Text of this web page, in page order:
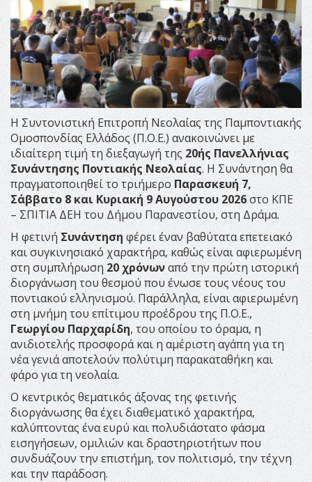
Η Συντονιστική Επιτροπή Νεολαίας της Παμποντιακής
Ομοσπονδίας Ελλάδος (Π.Ο.Ε.) ανακοινώνει με
ιδιαίτερη τιμή τη διεξαγωγή της20ής Πανελλήνιας
Συνάντησης Ποντιακής Νεολαίας. Η Συνάντηση θα
πραγματοποιηθεί το τριήμερο Παρασκευή 7,
Σάββατο 8 και Κυριακή 9 Αυγούστου 2026στο ΚΠΕ
– ΣΠΙΤΙΑ ΔΕΗ του Δήμου Παρανεστίου, στη Δράμα.
Η φετινήΣυνάντησηφέρει έναν βαθύτατα επετειακό
και συγκινησιακό χαρακτήρα, καθώς είναι αφιερωμένη
στη συμπλήρωση20 χρόνωναπό την πρώτη ιστορική
διοργάνωση του θεσμού που ένωσε τους νέους του
ποντιακού ελληνισμού. Παράλληλα, είναι αφιερωμένη
στη μνήμη του επίτιμου προέδρου της Π.Ο.Ε.,
Γεωργίου Παρχαρίδη, του οποίου το όραμα, η
ανιδιοτελής προσφορά και η αμέριστη αγάπη για τη
νέα γενιά αποτελούν πολύτιμη παρακαταθήκη και
φάρο για τη νεολαία.
Ο κεντρικός θεματικός άξονας της φετινής
διοργάνωσης θα έχει διαθεματικό χαρακτήρα,
καλύπτοντας ένα ευρύ και πολυδιάστατο φάσμα
εισηγήσεων, ομιλιών και δραστηριοτήτων που
συνδυάζουν την επιστήμη, τον πολιτισμό, την τέχνη
και την παράδοση.